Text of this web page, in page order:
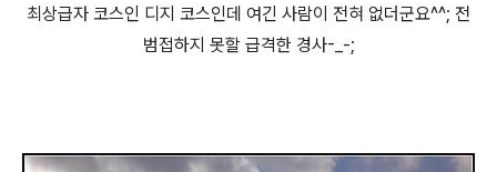
최상급자 코스인 디지 코스인데 여긴 사람이 전혀 없더군요^^; 전
범접하지 못할 급격한 경사-_-;